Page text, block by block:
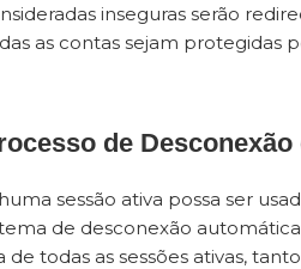
inseguras serão
as contas sejam protegidas
de
sessão ativa possa ser
de desconexão
todas as sessões ativas,